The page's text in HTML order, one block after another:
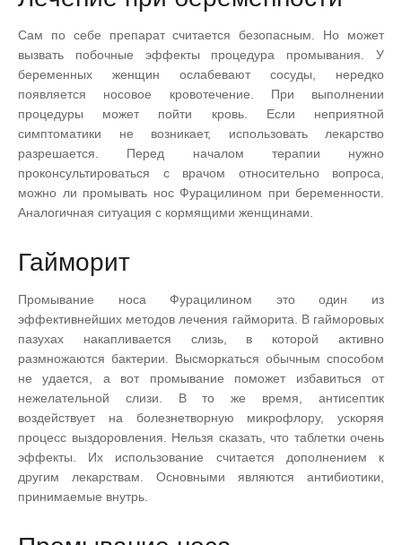
Сам по себе препарат считается безопасным. Но может
вызвать побочные эффекты процедура промывания. У
беременных женщин ослабевают сосуды, нередко
появляется носовое кровотечение. При выполнении
процедуры может пойти кровь. Если неприятной
симптоматики не возникает, использовать лекарство
разрешается. Перед началом терапии нужно
проконсультироваться с врачом относительно вопроса,
можно ли промывать нос Фурацилином при беременности.
Аналогичная ситуация с кормящими женщинами.
Гайморит
Промывание носа Фурацилином это один из
эффективнейших методов лечения гайморита. В гайморовых
пазухах накапливается слизь, в которой активно
размножаются бактерии. Высморкаться обычным способом
не удается, а вот промывание поможет избавиться от
нежелательной слизи. В то же время, антисептик
воздействует на болезнетворную микрофлору, ускоряя
процесс выздоровления. Нельзя сказать, что таблетки очень
эффекты. Их использование считается дополнением к
другим лекарствам. Основными являются антибиотики,
принимаемые внутрь.